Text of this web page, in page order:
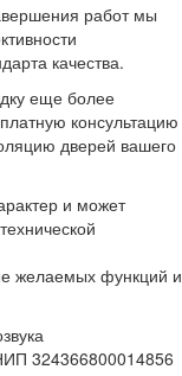
работ мы
качества.
еще более
консультацию
дверей вашего
и может
желаемых функций и
324366800014856